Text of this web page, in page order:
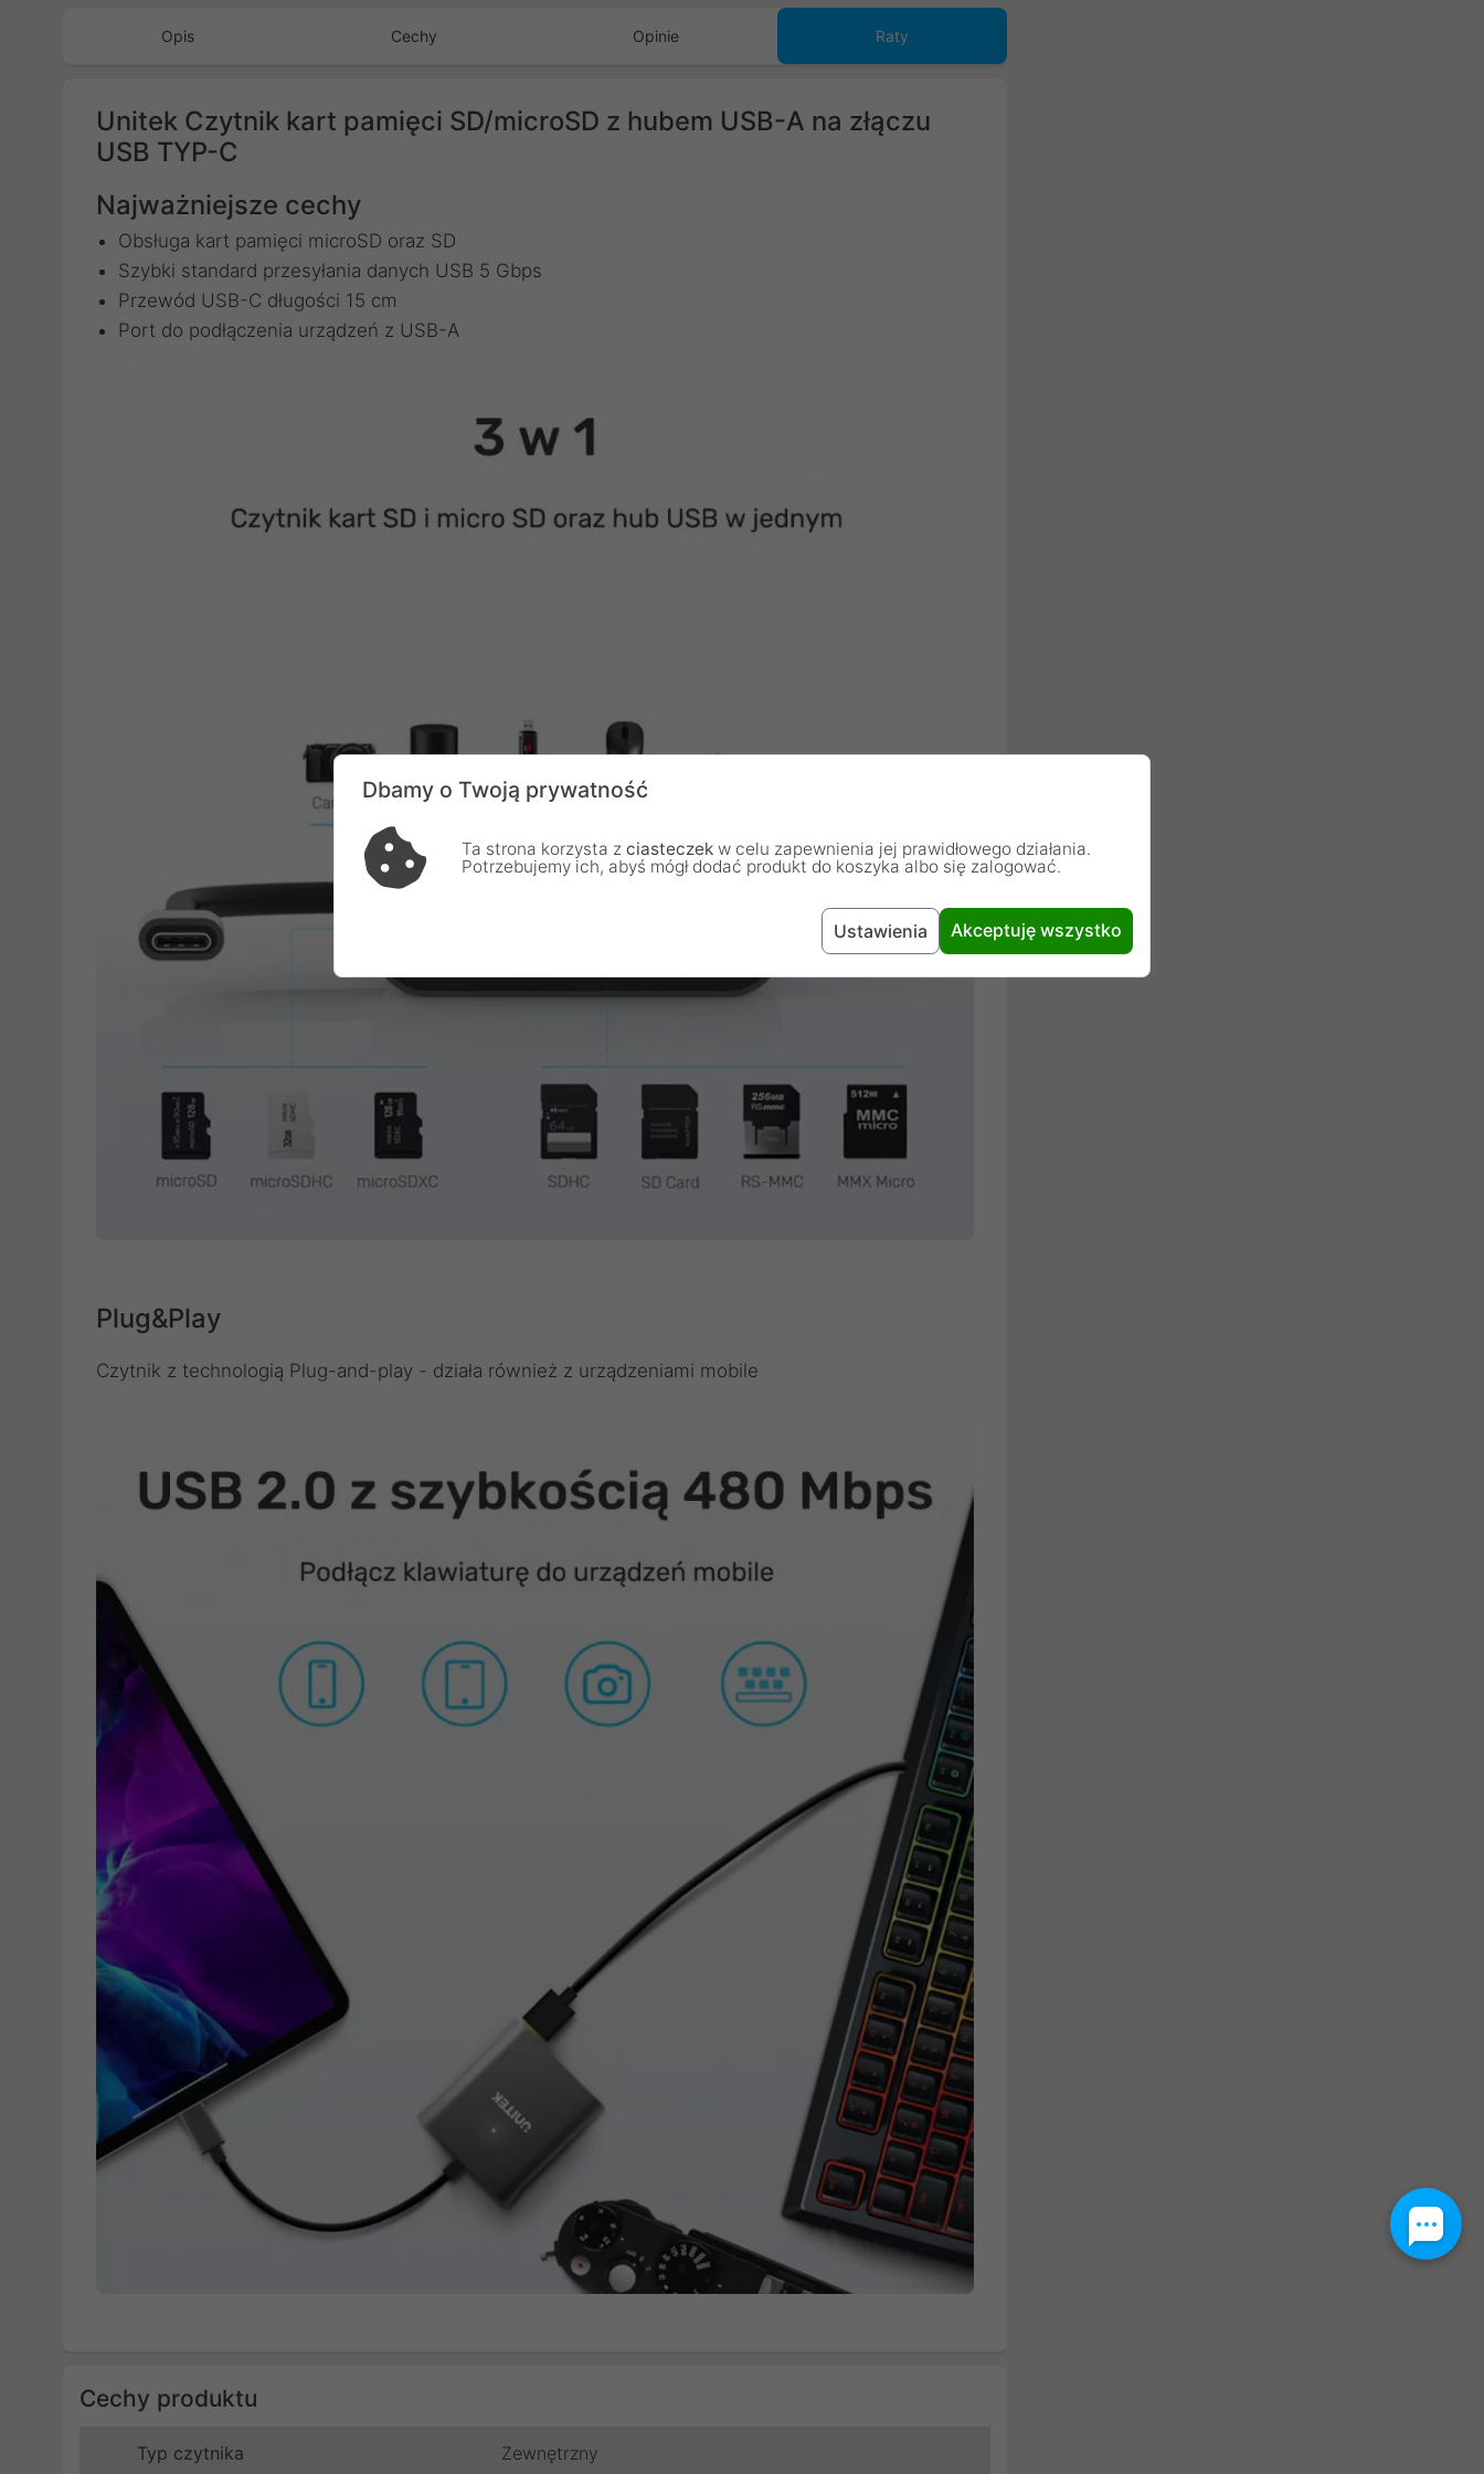
Opis Cechy Opinie Raty
Unitek Czytnik kart pamięci SD/microSD z hubem USB-A na złączu
USB TYP-C
Najważniejsze cechy
Obsługa kart pamięci microSD oraz SD
Szybki standard przesyłania danych USB 5 Gbps
Przewód USB-C długości 15 cm
Port do podłączenia urządzeń z USB-A
Plug&Play
Czytnik z technologią Plug-and-play - działa również z urządzeniami mobile
Cechy produktu
Typ czytnika Zewnętrzny
Dbamy o Twoją prywatność
Ta strona korzysta z ciasteczek w celu zapewnienia jej prawidłowego działania.
Potrzebujemy ich, abyś mógł dodać produkt do koszyka albo się zalogować.
Ustawienia Akceptuję wszystko